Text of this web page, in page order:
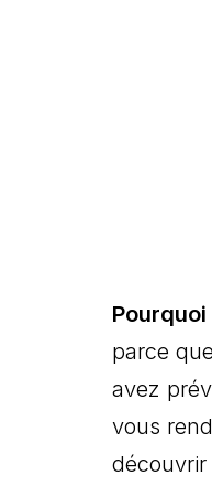
parce
avez
vous
découvrir